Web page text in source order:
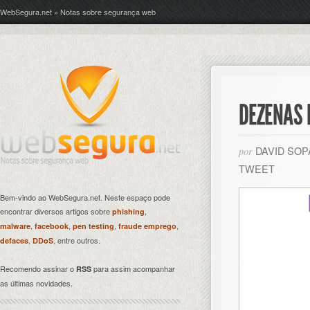
WebSegura.net » Notas sobre segurança web
por DAVID
TWEET
Bem-vindo ao WebSegura.net. Neste espaço pode
encontrar diversos artigos sobre phishing,
malware, facebook, pen testing fraude emprego,
defaces, DDoS, entre outros.
Recomendo assinar o RSS para assim acompanhar
as últimas novidades.